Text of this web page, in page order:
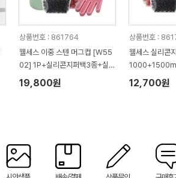
상품번호 : 861764
웰세스 이중 스텐 머그컵 [W55
02] 1P+실리콘지퍼백3종+실리
콘 브러시 설거지 수세미 일체형
고무장갑 1P 세트
19,800원
상품번호 :
웰세스 실리콘
설거지 수세미
1P 세트
12,700원